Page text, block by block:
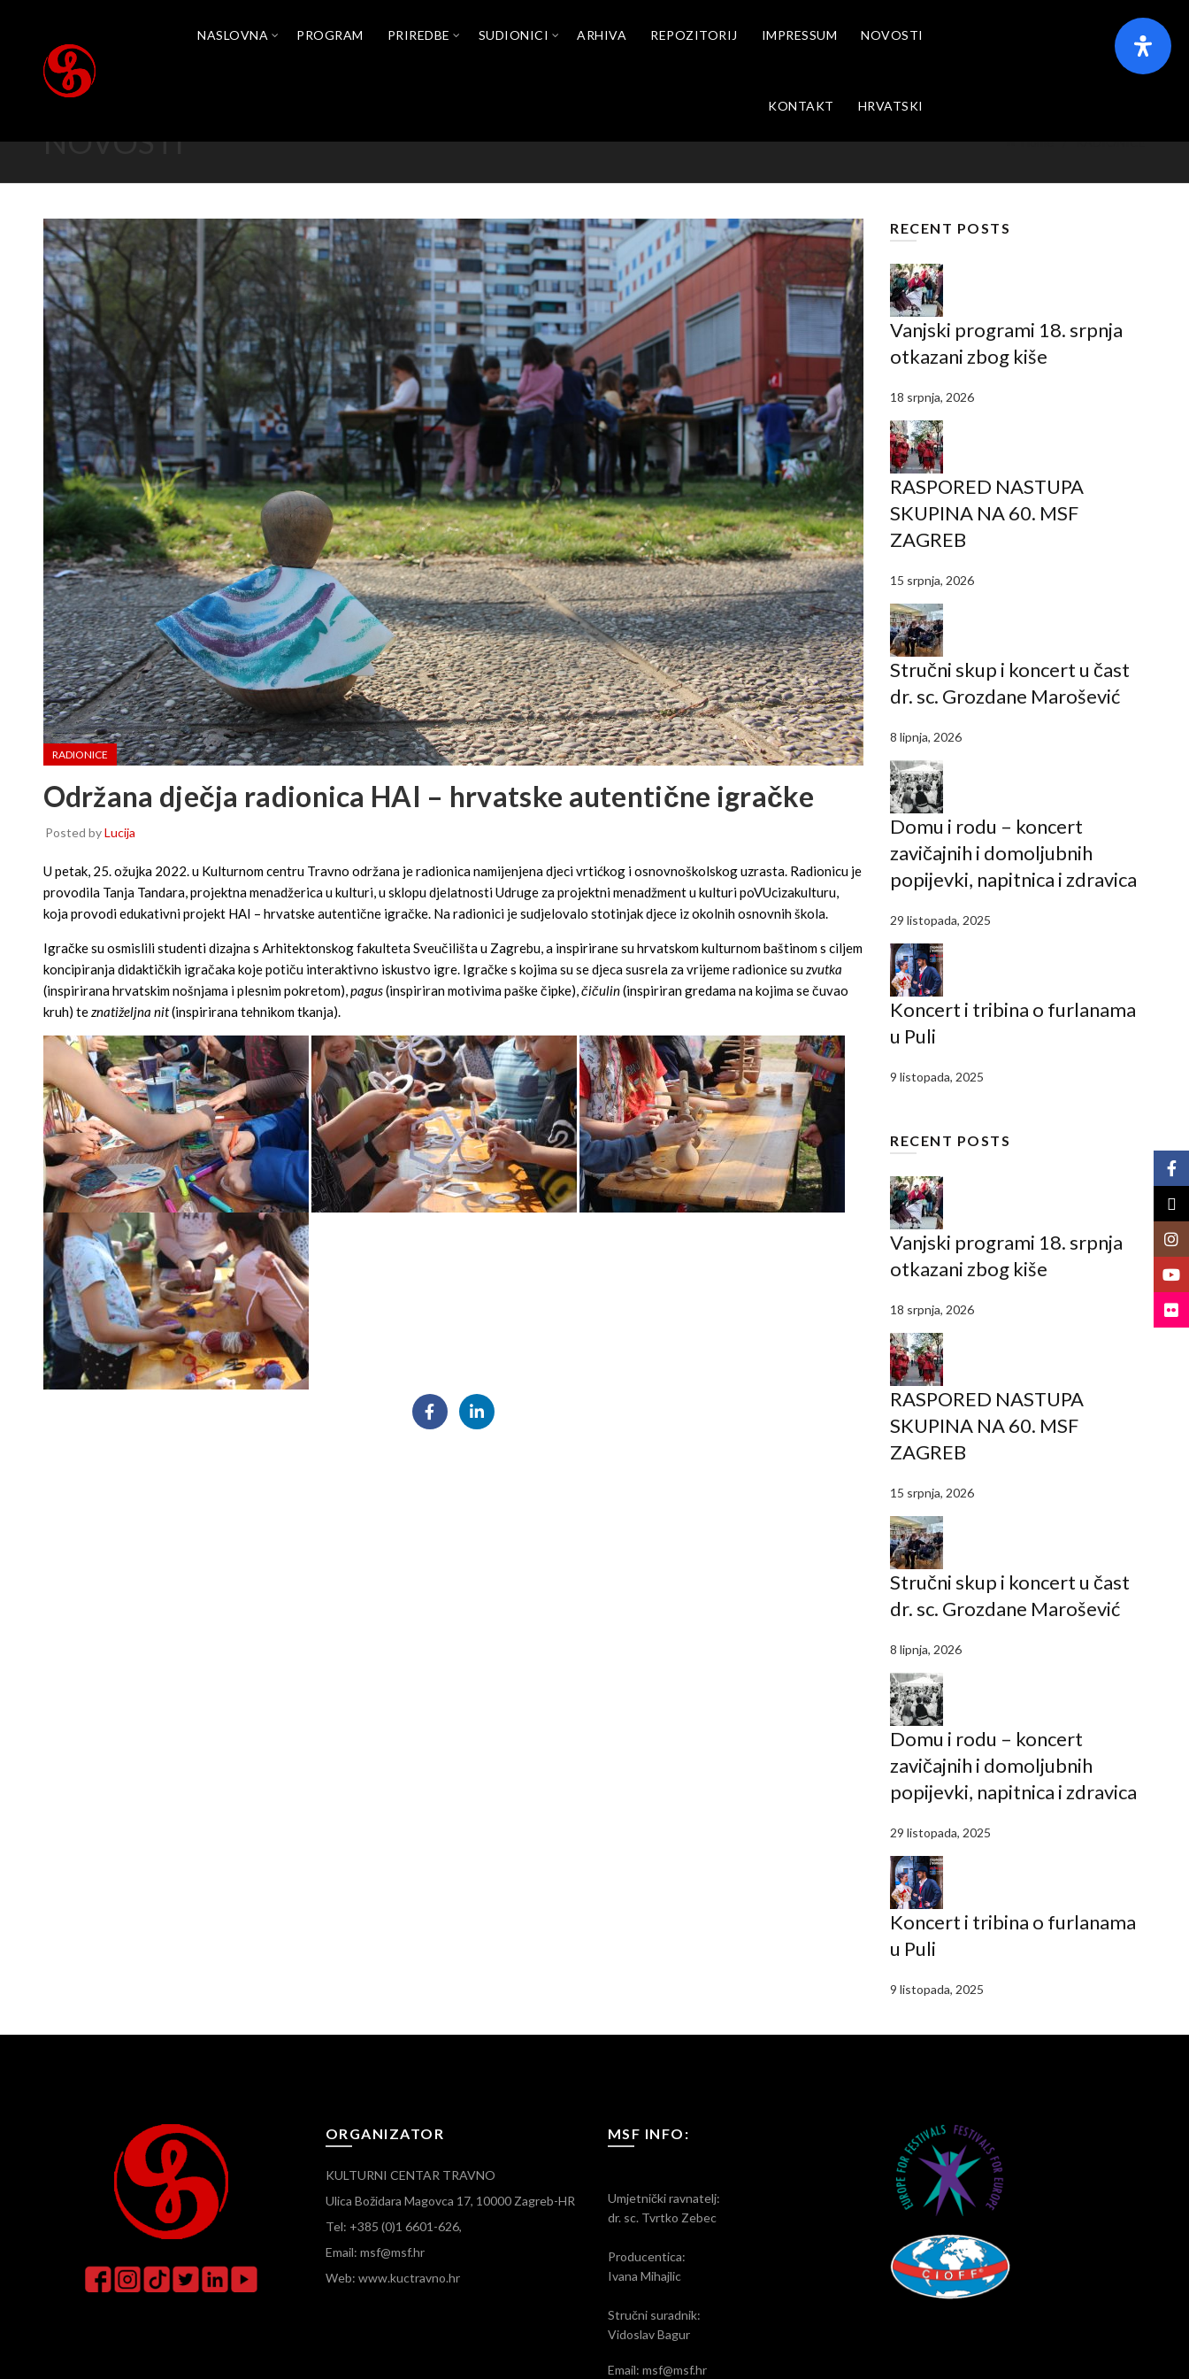
NASLOVNA PROGRAM PRIREDBE SUDIONICI ARHIVA REPOZITORIJ IMPRESSUM NOVOSTI
KONTAKT HRVATSKI
NOVOSTI Home RADIONICE
RADIONICE
Održana dječja radionica HAI – hrvatske autentične igračke
Posted byLucija
U petak, 25. ožujka 2022. u Kulturnom centru Travno održana je radionica namijenjena djeci vrtićkog i osnovnoškolskog uzrasta. Radionicu je
provodila Tanja Tandara, projektna menadžerica u kulturi, u sklopu djelatnosti Udruge za projektni menadžment u kulturi poVUcizakulturu,
koja provodi edukativni projekt HAI – hrvatske autentične igračke. Na radionici je sudjelovalo stotinjak djece iz okolnih osnovnih škola.
Igračke su osmislili studenti dizajna s Arhitektonskog fakulteta Sveučilišta u Zagrebu, a inspirirane su hrvatskom kulturnom baštinom s ciljem
koncipiranja didaktičkih igračaka koje potiču interaktivno iskustvo igre. Igračke s kojima su se djeca susrela za vrijeme radionice suzvutka
(inspirirana hrvatskim nošnjama i plesnim pokretom),pagus(inspiriran motivima paške čipke),čičulin(inspiriran gredama na kojima se čuvao
kruh) teznatiželjna nit(inspirirana tehnikom tkanja).
RECENT POSTS
Vanjski programi 18. srpnja
otkazani zbog kiše
18 srpnja, 2026
RASPORED NASTUPA
SKUPINA NA 60. MSF
ZAGREB
15 srpnja, 2026
Stručni skup i koncert u čast
dr. sc. Grozdane Marošević
8 lipnja, 2026
Domu i rodu – koncert
zavičajnih i domoljubnih
popijevki, napitnica i zdravica
29 listopada, 2025
Koncert i tribina o furlanama
u Puli
9 listopada, 2025
RECENT POSTS
Vanjski programi 18. srpnja
otkazani zbog kiše
18 srpnja, 2026
RASPORED NASTUPA
SKUPINA NA 60. MSF
ZAGREB
15 srpnja, 2026
Stručni skup i koncert u čast
dr. sc. Grozdane Marošević
8 lipnja, 2026
Domu i rodu – koncert
zavičajnih i domoljubnih
popijevki, napitnica i zdravica
29 listopada, 2025
Koncert i tribina o furlanama
u Puli
9 listopada, 2025
ORGANIZATOR
KULTURNI CENTAR TRAVNO
Ulica Božidara Magovca 17, 10000 Zagreb-HR
Tel: +385 (0)1 6601-626,
Email: msf@msf.hr
Web: www.kuctravno.hr
MSF INFO:
Umjetnički ravnatelj:
dr. sc. Tvrtko Zebec
Producentica:
Ivana Mihajlic
Stručni suradnik:
Vidoslav Bagur
Email: msf@msf.hr
Flickr